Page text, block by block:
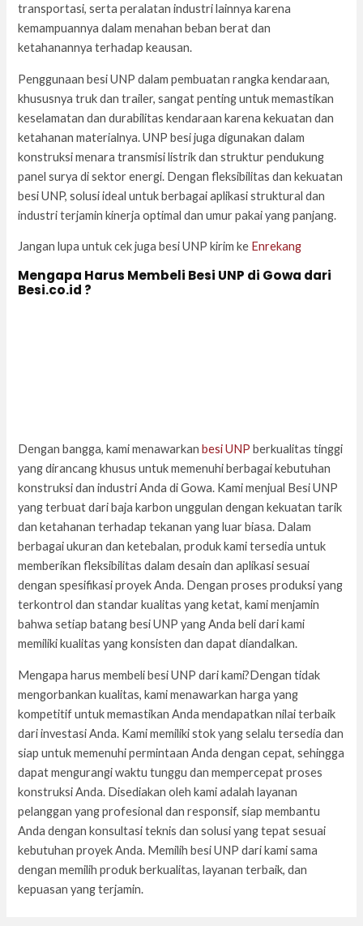
transportasi, serta peralatan industri lainnya karena
kemampuannya dalam menahan beban berat dan
ketahanannya terhadap keausan.
Penggunaan besi UNP dalam pembuatan rangka kendaraan,
khususnya truk dan trailer, sangat penting untuk memastikan
keselamatan dan durabilitas kendaraan karena kekuatan dan
ketahanan materialnya. UNP besi juga digunakan dalam
konstruksi menara transmisi listrik dan struktur pendukung
panel surya di sektor energi. Dengan fleksibilitas dan kekuatan
besi UNP, solusi ideal untuk berbagai aplikasi struktural dan
industri terjamin kinerja optimal dan umur pakai yang panjang.
Jangan lupa untuk cek juga besi UNP kirim ke Enrekang
Mengapa Harus Membeli Besi UNP di Gowa dari
Besi.co.id ?
Dengan bangga, kami menawarkanbesi UNP berkualitas tinggi
yang dirancang khusus untuk memenuhi berbagai kebutuhan
konstruksi dan industri Anda di Gowa. Kami menjual Besi UNP
yang terbuat dari baja karbon unggulan dengan kekuatan tarik
dan ketahanan terhadap tekanan yang luar biasa. Dalam
berbagai ukuran dan ketebalan, produk kami tersedia untuk
memberikan fleksibilitas dalam desain dan aplikasi sesuai
dengan spesifikasi proyek Anda. Dengan proses produksi yang
terkontrol dan standar kualitas yang ketat, kami menjamin
bahwa setiap batang besi UNP yang Anda beli dari kami
memiliki kualitas yang konsisten dan dapat diandalkan.
Mengapa harus membeli besi UNP dari kami?Dengan tidak
mengorbankan kualitas, kami menawarkan harga yang
kompetitif untuk memastikan Anda mendapatkan nilai terbaik
dari investasi Anda. Kami memiliki stok yang selalu tersedia dan
siap untuk memenuhi permintaan Anda dengan cepat, sehingga
dapat mengurangi waktu tunggu dan mempercepat proses
konstruksi Anda. Disediakan oleh kami adalah layanan
pelanggan yang profesional dan responsif, siap membantu
Anda dengan konsultasi teknis dan solusi yang tepat sesuai
kebutuhan proyek Anda. Memilih besi UNP dari kami sama
dengan memilih produk berkualitas, layanan terbaik, dan
kepuasan yang terjamin.